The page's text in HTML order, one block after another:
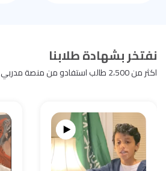
نفتخر بشهادة طلابنا
اكثر من 2،500 طالب استفادو من منصة مدربي